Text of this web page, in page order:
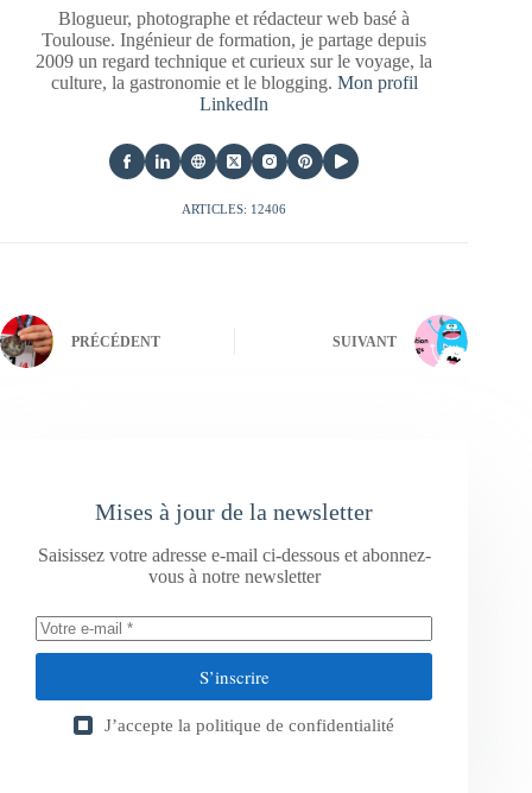
Blogueur, photographe et rédacteur web basé à
Toulouse. Ingénieur de formation, je partage depuis
2009 un regard technique et curieux sur le voyage, la
culture, la gastronomie et le blogging. Mon profil
LinkedIn
ARTICLES: 12406
PRÉCÉDENT SUIVANT
Mises à jour de la newsletter
Saisissez votre adresse e-mail ci-dessous et abonnez-
vous à notre newsletter
S’inscrire
J’accepte la politique de confidentialité